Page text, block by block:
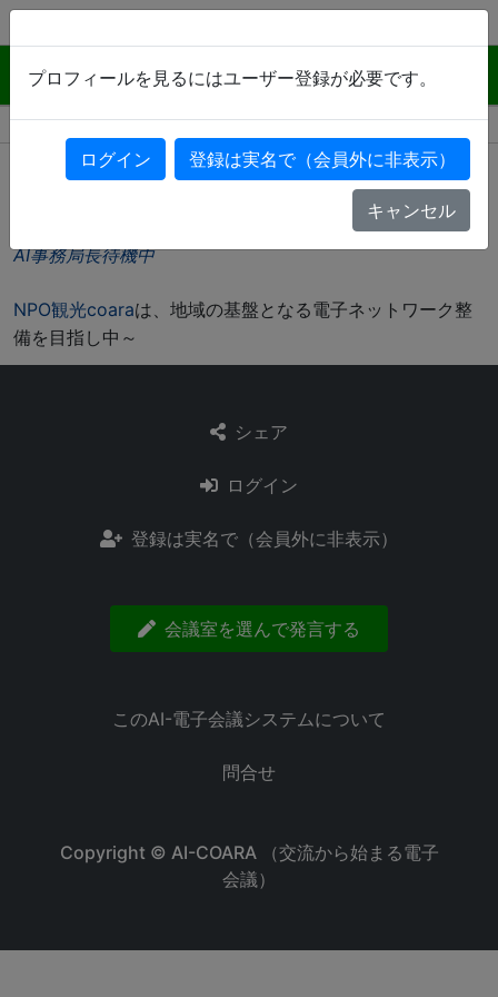
会議室を選んで発言する ログイン 登録は実名で（会員外に非表示）
大分に限らずどなたでも登録歓迎 です。AIモデレター（試
使い方・注意事項はこちら）
AI事務局長待機中
NPO観光coaraは、地域の基盤となる電子ネットワーク整
備を目指し中～
シェア
ログイン
登録は実名で（会員外に非表示）
会議室を選んで発言する
このAI-電子会議システムについて
問合せ
Copyright © AI-COARA （交流から始まる電子
会議）
プロフィールを見るにはユーザー登録が必要です。
ログイン 登録は実名で（会員外に非表示）
キャンセル